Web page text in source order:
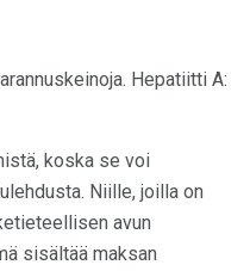
Hepatiitti A:
koska se voi
Niille, joilla on
avun
sisältää maksan